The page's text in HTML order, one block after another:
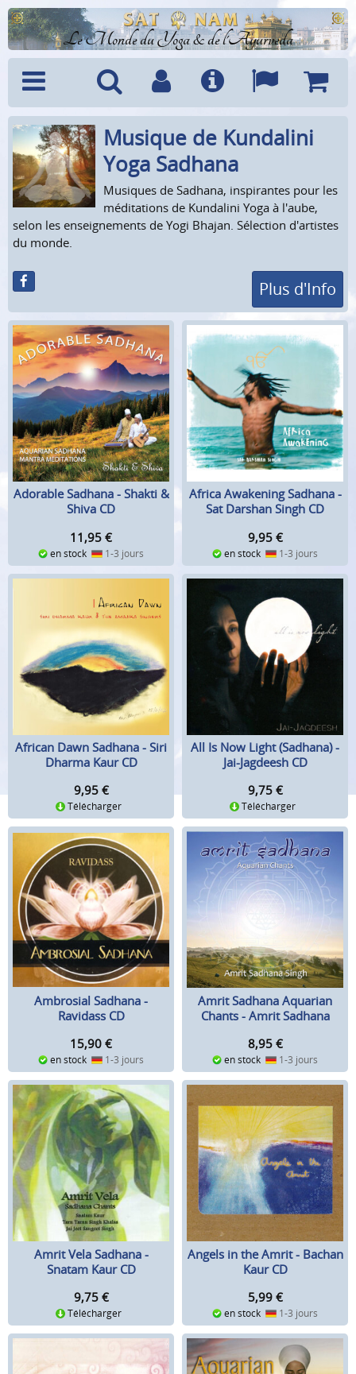
Le Monde du Yoga & de l'Ayurveda
Menu Recherche
CompteInfo LanguesPanier
Musique de Kundalini
Yoga Sadhana
Musiques de Sadhana, inspirantes pour les
méditations de Kundalini Yoga à l'aube,
selon les enseignements de Yogi Bhajan. Sélection d'artistes
du monde.
Plus d'Info
Adorable Sadhana - Shakti &
Shiva CD
11,95 €
en stock 1-3 jours
Africa Awakening Sadhana -
Sat Darshan Singh CD
9,95 €
en stock 1-3 jours
African Dawn Sadhana - Siri
Dharma Kaur CD
9,95 €
Télécharger
All Is Now Light (Sadhana) -
Jai-Jagdeesh CD
9,75 €
Télécharger
Ambrosial Sadhana -
Ravidass CD
15,90 €
en stock 1-3 jours
Amrit Sadhana Aquarian
Chants - Amrit Sadhana
8,95 €
en stock 1-3 jours
Amrit Vela Sadhana -
Snatam Kaur CD
9,75 €
Télécharger
Angels in the Amrit - Bachan
Kaur CD
5,99 €
en stock 1-3 jours